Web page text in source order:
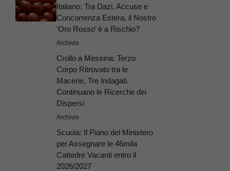
Italiano: Tra Dazi, Accuse e
Concorrenza Estera, il Nostro
‘Oro Rosso’ è a Rischio?
Archivio
Crollo a Messina: Terzo
Corpo Ritrovato tra le
Macerie, Tre Indagati.
Continuano le Ricerche dei
Dispersi
Archivio
Scuola: Il Piano del Ministero
per Assegnare le 46mila
Cattedre Vacanti entro il
2026/2027